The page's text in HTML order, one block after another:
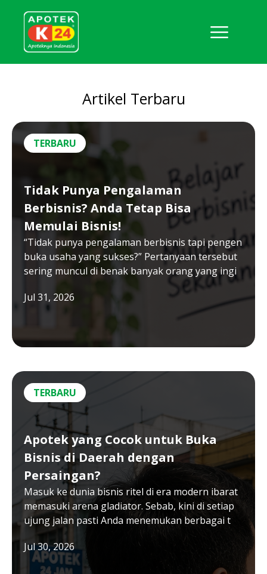
Artikel Terbaru
Tidak Punya Pengalaman
Berbisnis? Anda Tetap Bisa
Memulai Bisnis!
“Tidak punya pengalaman berbisnis tapi pengen
buka usaha yang sukses?” Pertanyaan tersebut
sering muncul di benak banyak orang yang ingi
Jul 31, 2026
TERBARU
Apotek yang Cocok untuk Buka
Bisnis di Daerah dengan
Persaingan?
Masuk ke dunia bisnis ritel di era modern ibarat
memasuki arena gladiator. Sebab, kini di setiap
ujung jalan pasti Anda menemukan berbagai t
Jul 30, 2026
TERBARU